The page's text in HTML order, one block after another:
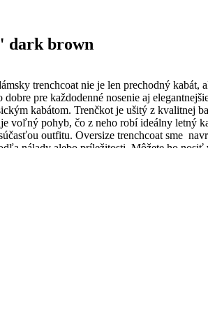
dark brown
trenchcoat nie je len prechodný
pre každodenné nosenie aj
kabátom. Trenčkot je ušitý z kvalitnej
voľný pohyb, čo z neho robí ideálny letný
outfitu. Oversize trenchcoat sme
nálady alebo príležitosti. Môžete ho
no stále nenútený dojem. Praktické
s reálnou nositeľnosťou. Je ideálny ako
saténovými nohavicami aj šatami,
praktický, „Boulevard“ je presne